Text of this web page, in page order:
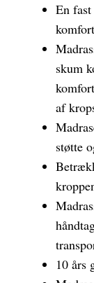
En
skum
af
støtte
10 års